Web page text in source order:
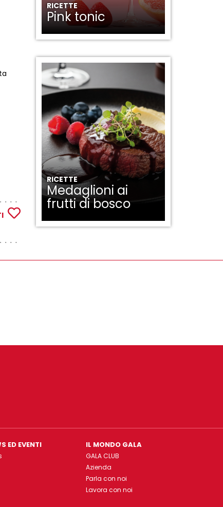
RICETTE
Pink tonic
RICETTE
Medaglioni ai
frutti di bosco
ED EVENTI IL MONDO GALA
GALA CLUB
Azienda
Parla con noi
Lavora con noi